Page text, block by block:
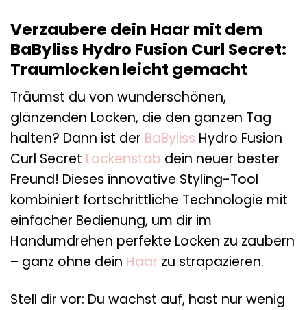
Verzaubere dein Haar mit dem
BaByliss Hydro Fusion Curl Secret:
Traumlocken leicht gemacht
Träumst du von wunderschönen,
glänzenden Locken, die den ganzen Tag
halten? Dann ist der BaByliss Hydro Fusion
Curl Secret Lockenstab dein neuer bester
Freund! Dieses innovative Styling-Tool
kombiniert fortschrittliche Technologie mit
einfacher Bedienung, um dir im
Handumdrehen perfekte Locken zu zaubern
– ganz ohne dein Haar zu strapazieren.
Stell dir vor: Du wachst auf, hast nur wenig